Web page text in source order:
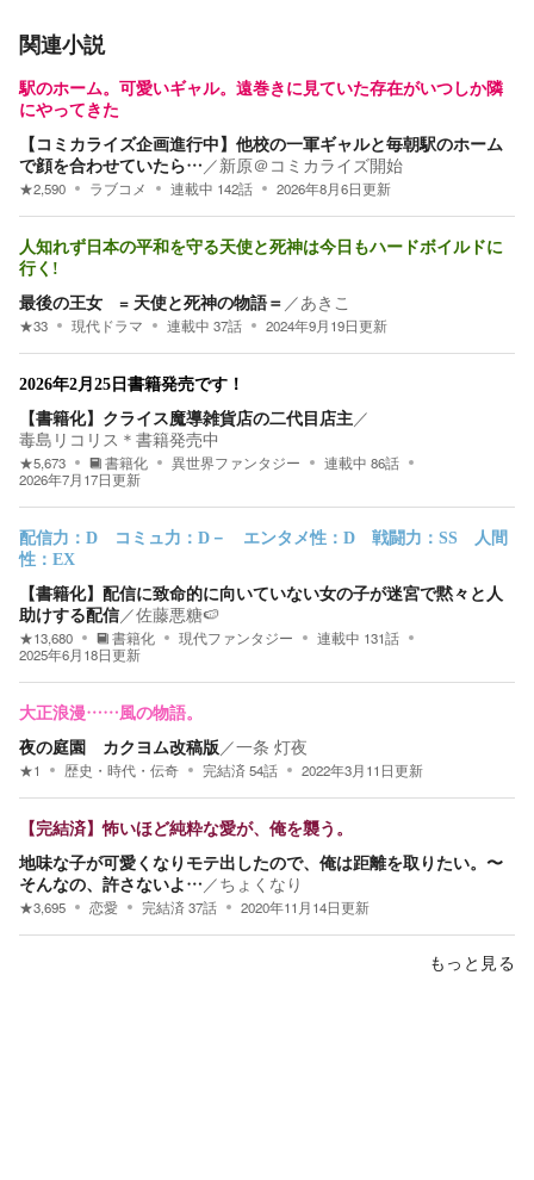
関連小説
駅のホーム。可愛いギャル。遠巻きに見ていた存在がいつしか隣
にやってきた
【コミカライズ企画進行中】他校の一軍ギャルと毎朝駅のホーム
で顔を合わせていたら… ／新原＠コミカライズ開始
★2,590 ラブコメ 連載中 142話 2026年8月6日更新
人知れず日本の平和を守る天使と死神は今日もハードボイルドに
行く!
最後の王女 = 天使と死神の物語＝ ／あきこ
★33 現代ドラマ 連載中 37話 2024年9月19日更新
2026年2月25日書籍発売です！
【書籍化】クライス魔導雑貨店の二代目店主／
毒島リコリス＊書籍発売中
★5,673 書籍化 異世界ファンタジー 連載中 86話
2026年7月17日更新
配信力：D コミュ力：D－ エンタメ性：D 戦闘力：SS 人間
性：EX
【書籍化】配信に致命的に向いていない女の子が迷宮で黙々と人
助けする配信／佐藤悪糖🍉
★13,680 書籍化 現代ファンタジー 連載中 131話
2025年6月18日更新
大正浪漫……風の物語。
夜の庭園 カクヨム改稿版 ／一条 灯夜
★1 歴史・時代・伝奇 完結済54話 2022年3月11日更新
【完結済】怖いほど純粋な愛が、俺を襲う。
地味な子が可愛くなりモテ出したので、俺は距離を取りたい。〜
そんなの、許さないよ… ／ちょくなり
★3,695 恋愛 完結済37話 2020年11月14日更新
もっと見る